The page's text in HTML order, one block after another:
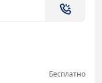
Бесплатно